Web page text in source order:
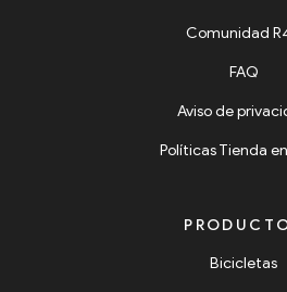
Comunidad
FAQ
Aviso de
Políticas Tienda
Bicicletas